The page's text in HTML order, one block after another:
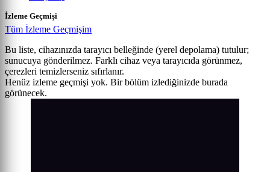
İzleme Geçmişi
Tüm İzleme Geçmişim
Bu liste, cihazınızda tarayıcı belleğinde (yerel depolama) tutulur;
sunucuya gönderilmez. Farklı cihaz veya tarayıcıda görünmez,
çerezleri temizlerseniz sıfırlanır.
Henüz izleme geçmişi yok. Bir bölüm izlediğinizde burada
görünecek.